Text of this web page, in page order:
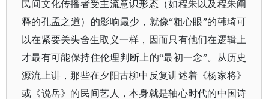
民间文化传播者受主流意识形态（如程朱以及程朱阐
释的孔孟之道）的影响最少，就像“粗心眼”的韩琦可
以在紧要关头舍生取义一样，因而只有他们在逻辑上
才最有可能保持住伦理判断上的“最初一念”。从历史
源流上讲，那些在夕阳古柳中反复讲述着《杨家将》
或《说岳》的民间艺人，本身就是轴心时代的中国诗